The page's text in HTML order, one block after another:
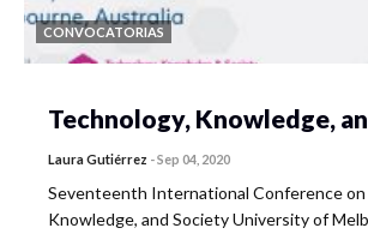
CONVOCATORIAS
Technology, Knowledge,
Laura Gutiérrez -Sep 04, 2020
Seventeenth International Conference on
Knowledge, and Society University of